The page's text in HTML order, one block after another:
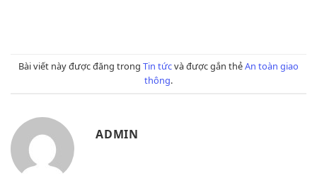
Bài viết này được đăng trong Tin tứcvà được gắn thẻAn toàn giao
thông.
ADMIN